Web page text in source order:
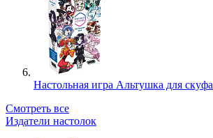
Настольная игра Альтушка для скуфа
Смотреть все
Издатели настолок